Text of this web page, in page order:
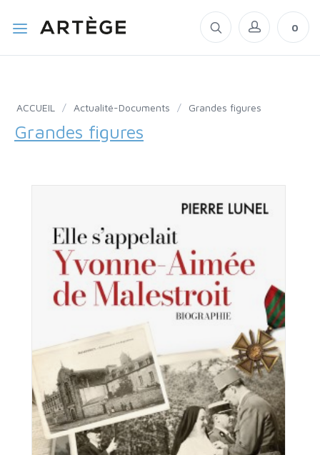
0
ACCUEIL / Actualité-Documents / Grandes figures
Grandes figures